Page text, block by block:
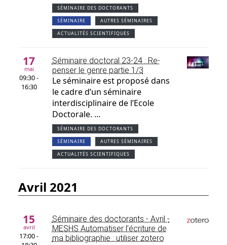
SÉMINAIRE DES DOCTORANTS
SÉMINAIRE AUTRES SÉMINAIRES
ACTUALITÉS SCIENTIFIQUES
17
mai
09:30 -
16:30
Séminaire doctoral 23-24 : Re-
penser le genre partie 1/3
Le séminaire est proposé dans
le cadre d’un séminaire
interdisciplinaire de l’Ecole
Doctorale. …
SÉMINAIRE DES DOCTORANTS
SÉMINAIRE AUTRES SÉMINAIRES
ACTUALITÉS SCIENTIFIQUES
avril 2021
15
avril
17:00 -
Séminaire des doctorants - Avril -
MESHS Automatiser l’écriture de
ma bibliographie : utiliser zotero